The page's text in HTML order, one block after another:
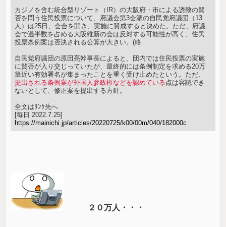
カジノを含む統合型リゾート（IR）の大阪府・市による誘致の賛
否を問う住民投票について、府議会第3会派の自民党府議団（13
人）は25日、会合を開き、実施に賛成すると決めた。ただ、府議
会で過半数を占める大阪維新の会は反対する可能性が高く、住民
投票条例案は否決される公算が大きい。(略
自民党府議団の原田亮幹事長によると、団内では住民投票の実施
に賛否が入り交じっていたが、最終的には条例制定を求める20万
筆近い有効署名が集まったことを重く受け止めたという。ただ、
提出される条例案が外国人参政権などを認めている点は容認でき
ないとして、修正案を提出する方針。
全文はﾘﾝｸ先へ
[毎日 2022.7.25]
https://mainichi.jp/articles/20220725/k00/00m/040/182000c
２０万人・・・